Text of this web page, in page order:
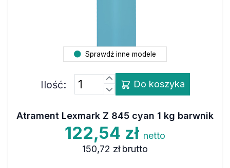
Sprawdź inne modele
Ilość: Do koszyka
Atrament Lexmark Z 845 cyan 1 kg barwnik
122,54 zł netto
150,72 zł brutto